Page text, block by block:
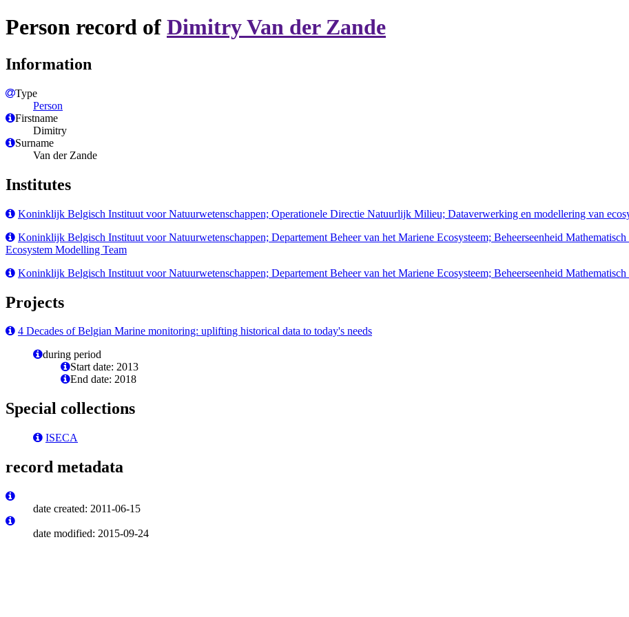
Person record of Dimitry Van der Zande
Information
Type
Person
Firstname
Dimitry
Surname
Van der Zande
Institutes
Koninklijk Belgisch Instituut voor Natuurwetenschappen; Operationele Directie Natuurlijk Milieu; Dataverwerking en modellering van
Koninklijk Belgisch Instituut voor Natuurwetenschappen; Departement Beheer van het Mariene Ecosysteem; Beheerseenheid
Ecosystem Modelling Team
Koninklijk Belgisch Instituut voor Natuurwetenschappen; Departement Beheer van het Mariene Ecosysteem; Beheerseenheid
Projects
4 Decades of Belgian Marine monitoring: uplifting historical data to today's needs
during period
Start date: 2013
End date: 2018
Special collections
ISECA
record metadata
date created: 2011-06-15
date modified: 2015-09-24